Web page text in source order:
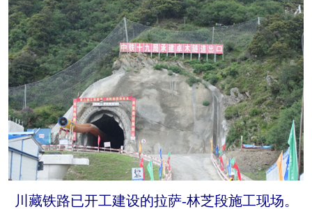
川藏铁路已开工建设的拉萨-林芝段施工现场。